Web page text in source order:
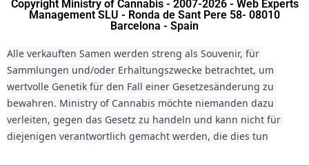
Copyright Ministry of Cannabis - 2007-2026 - Web Experts
Management SLU - Ronda de Sant Pere 58- 08010
Barcelona - Spain
Alle verkauften Samen werden streng als Souvenir, für
Sammlungen und/oder Erhaltungszwecke betrachtet, um
wertvolle Genetik für den Fall einer Gesetzesänderung zu
bewahren. Ministry of Cannabis möchte niemanden dazu
verleiten, gegen das Gesetz zu handeln und kann nicht für
diejenigen verantwortlich gemacht werden, die dies tun